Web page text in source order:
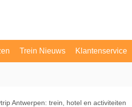
Trein Nieuws Klantenservice
Antwerpen: trein, hotel en activiteiten